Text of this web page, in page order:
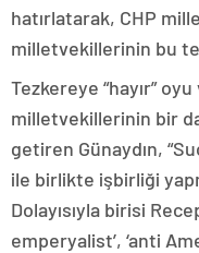
hatırlatarak, CHP
milletvekillerinin bu
Tezkereye “hayır”
milletvekillerinin bir
getiren Günaydın,
ile birlikte işbirliği
Dolayısıyla birisi
emperyalist’, ‘anti